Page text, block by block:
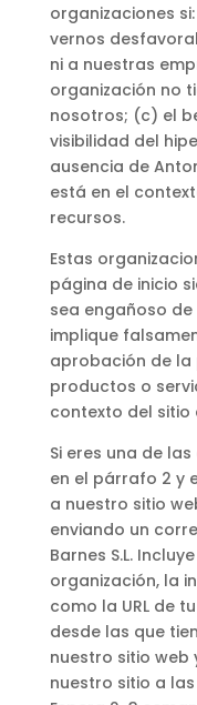
organizaciones
vernos
ni a nuestras
organización no
nosotros; (c) el
visibilidad del
ausencia de
está en el
recursos.
Estas
página de inicio
sea engañoso
implique
aprobación de la
productos o
contexto del sitio
Si eres una de
en el párrafo 2 y
a nuestro sitio
enviando un
Barnes S.L.
organización, la
como la URL de
desde las que
nuestro sitio web
nuestro sitio a